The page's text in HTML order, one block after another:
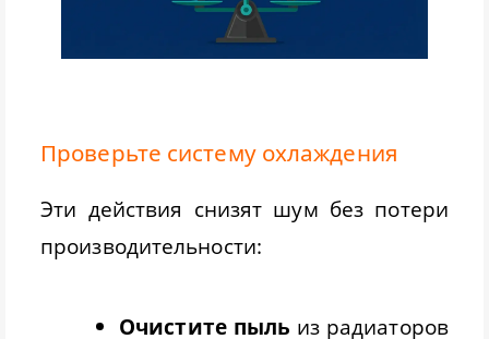
Проверьте систему охлаждения
Эти действия снизят шум без потери
производительности:
Очистите пыль из радиаторов